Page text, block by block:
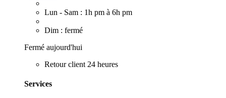
Lun - Sam : 1h pm à 6h pm
Dim : fermé
Fermé aujourd'hui
Retour client 24 heures
Services